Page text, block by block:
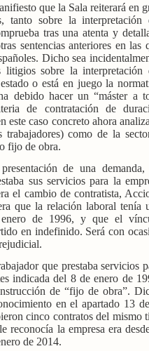
que la Sala reiterará en
tanto sobre la interpretación
tras una atenta y
sentencias anteriores en las
Dicho sea
sobre la interpretación
o está en juego la
debido hacer un “máster a
de contratación de
este caso concreto ahora
como de la
fijo de obra.
de una demanda,
sus servicios para la
el cambio de contratista,
que la relación laboral tenía
de 1996, y que el
en indefinido. Será con
que prestaba servicios
indicada del 8 de enero de
de “fijo de obra”.
en el apartado 13
cinco contratos del mismo
reconocía la empresa era
de 2014.